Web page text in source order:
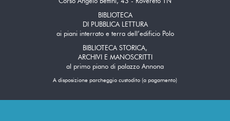
BIBLIOTECA
DI PUBBLICA LETTURA
ai piani interrato e terra dell’edificio Polo
BIBLIOTECA STORICA,
ARCHIVI E MANOSCRITTI
al primo piano di palazzo Annona
A disposizione parcheggio custodito (a pagamento)